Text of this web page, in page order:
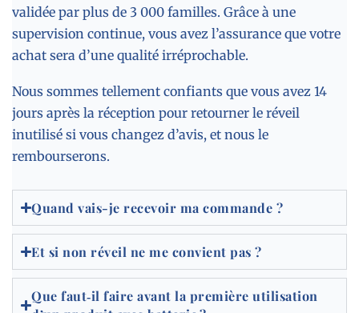
validée par plus de 3 000 familles. Grâce à une
supervision continue, vous avez l’assurance que votre
achat sera d’une qualité irréprochable.
Nous sommes tellement confiants que vous avez 14
jours après la réception pour retourner le réveil
inutilisé si vous changez d’avis, et nous le
rembourserons.
Quand vais-je recevoir ma commande ?
Et si non réveil ne me convient pas ?
Que faut‑il faire avant la première utilisation